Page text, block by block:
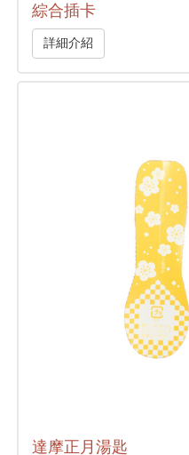
綜合插卡
詳細介紹
達摩正月湯匙